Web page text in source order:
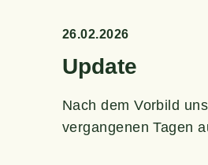
26.02.2026
Update
Nach dem Vor­bild
ver­gan­ge­nen Tagen